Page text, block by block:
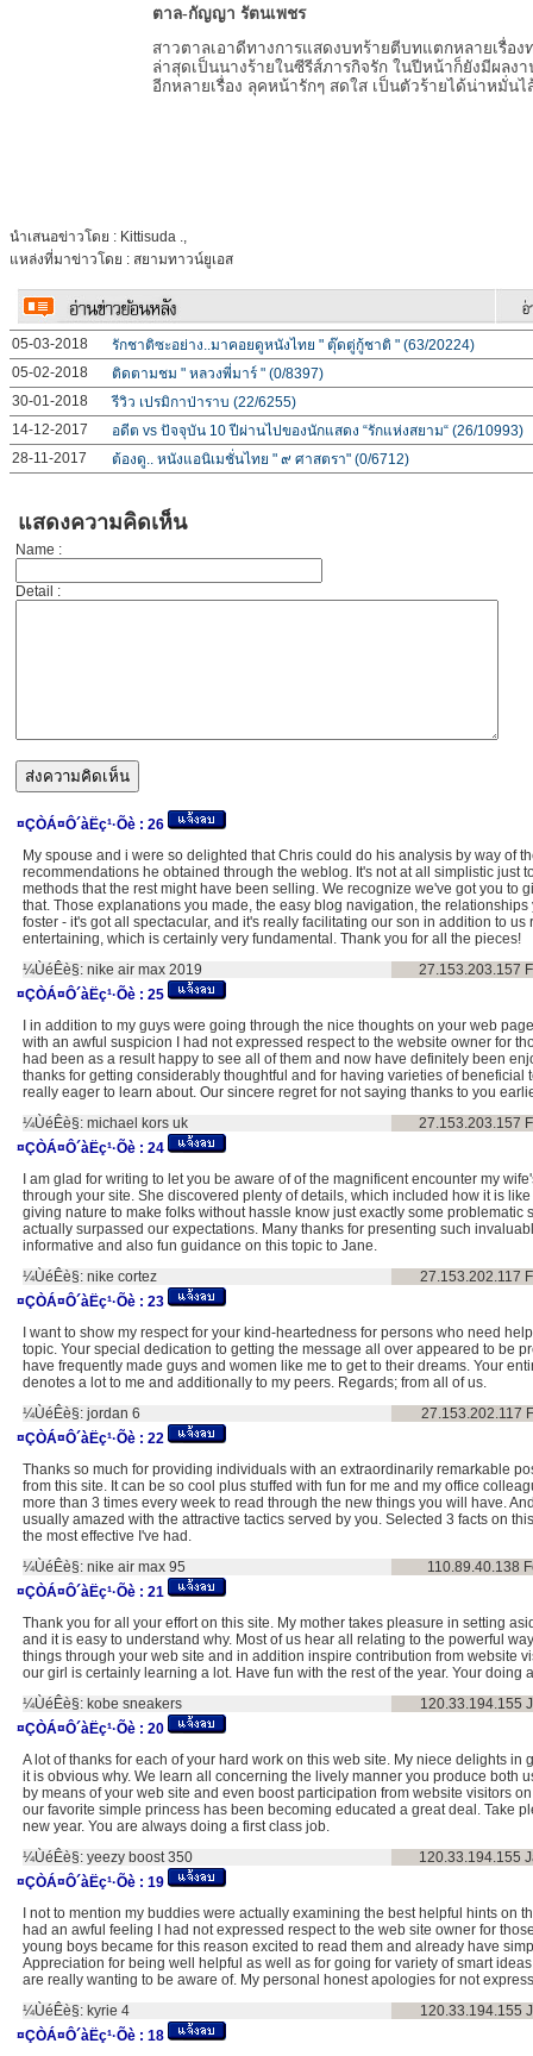
ตาล-กัญญา รัตนเพชร
สาวตาลเอาดีทางการแสดงบทร้ายตีบทแตกหลายเรื่อง
ล่าสุดเป็นนางร้ายในซีรีส์ภารกิจรัก ในปีหน้าก็ยังมีผลง
อีกหลายเรื่อง ลุคหน้ารักๆ สดใส เป็นตัวร้ายได้น่าหมั่นไ
นำเสนอข่าวโดย : Kittisuda .,
แหล่งที่มาข่าวโดย : สยามทาวน์ยูเอส
05-03-2018
รักชาติซะอย่าง..มาคอยดูหนังไทย " ตุ๊ดตู่กู้ชาติ " (63/20224)
05-02-2018
ติดตามชม " หลวงพี่มาร์ " (0/8397)
30-01-2018
รีวิว เปรมิกาป่าราบ (22/6255)
14-12-2017
อดีต vs ปัจจุบัน 10 ปีผ่านไปของนักแสดง “รักแห่งสยาม“ (26/10993)
28-11-2017
ต้องดู.. หนังแอนิเมชั่นไทย " ๙ ศาสตรา" (0/6712)
แสดงความคิดเห็น
Name :
Detail :
¤ÇÒÁ¤Ô´àËç¹·Õè : 26
My spouse and i were so delighted that Chris could do his analysis by way of
recommendations he obtained through the weblog. It's not at all simplistic just
methods that the rest might have been selling. We recognize we've got you to
that. Those explanations you made, the easy blog navigation, the
foster - it's got all spectacular, and it's really facilitating our son in addition to us
entertaining, which is certainly very fundamental. Thank you for all the pieces!
¼ÙéÊè§: nike air max 2019 27.153.203.157
¤ÇÒÁ¤Ô´àËç¹·Õè : 25
I in addition to my guys were going through the nice thoughts on your web
with an awful suspicion I had not expressed respect to the website owner for
had been as a result happy to see all of them and now have definitely been
thanks for getting considerably thoughtful and for having varieties of beneficial
really eager to learn about. Our sincere regret for not saying thanks to you
¼ÙéÊè§: michael kors uk 27.153.203.157
¤ÇÒÁ¤Ô´àËç¹·Õè : 24
I am glad for writing to let you be aware of of the magnificent encounter my
through your site. She discovered plenty of details, which included how it is
giving nature to make folks without hassle know just exactly some problematic
actually surpassed our expectations. Many thanks for presenting such
informative and also fun guidance on this topic to Jane.
¼ÙéÊè§: nike cortez 27.153.202.117
¤ÇÒÁ¤Ô´àËç¹·Õè : 23
I want to show my respect for your kind-heartedness for persons who need
topic. Your special dedication to getting the message all over appeared to be
have frequently made guys and women like me to get to their dreams. Your
denotes a lot to me and additionally to my peers. Regards; from all of us.
¼ÙéÊè§: jordan 6 27.153.202.117
¤ÇÒÁ¤Ô´àËç¹·Õè : 22
Thanks so much for providing individuals with an extraordinarily remarkable
from this site. It can be so cool plus stuffed with fun for me and my office
more than 3 times every week to read through the new things you will have.
usually amazed with the attractive tactics served by you. Selected 3 facts on
the most effective I've had.
¼ÙéÊè§: nike air max 95 110.89.40.138
¤ÇÒÁ¤Ô´àËç¹·Õè : 21
Thank you for all your effort on this site. My mother takes pleasure in setting
and it is easy to understand why. Most of us hear all relating to the powerful
things through your web site and in addition inspire contribution from website
our girl is certainly learning a lot. Have fun with the rest of the year. Your doing
¼ÙéÊè§: kobe sneakers 120.33.194.155
¤ÇÒÁ¤Ô´àËç¹·Õè : 20
A lot of thanks for each of your hard work on this web site. My niece delights in
it is obvious why. We learn all concerning the lively manner you produce both
by means of your web site and even boost participation from website visitors
our favorite simple princess has been becoming educated a great deal. Take
new year. You are always doing a first class job.
¼ÙéÊè§: yeezy boost 350 120.33.194.155
¤ÇÒÁ¤Ô´àËç¹·Õè : 19
I not to mention my buddies were actually examining the best helpful hints on
had an awful feeling I had not expressed respect to the web site owner for
young boys became for this reason excited to read them and already have
Appreciation for being well helpful as well as for going for variety of smart
are really wanting to be aware of. My personal honest apologies for not
¼ÙéÊè§: kyrie 4 120.33.194.155
¤ÇÒÁ¤Ô´àËç¹·Õè : 18